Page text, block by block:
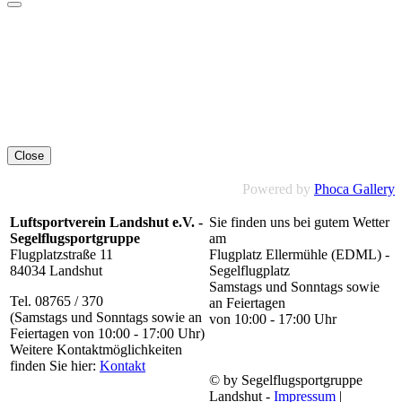
Close
Powered by Phoca Gallery
Luftsportverein Landshut e.V. -
Segelflugsportgruppe
Flugplatzstraße 11
84034 Landshut
Tel. 08765 / 370
(Samstags und Sonntags sowie an
Feiertagen von 10:00 - 17:00 Uhr)
Weitere Kontaktmöglichkeiten
finden Sie hier: Kontakt
Sie finden uns bei gutem Wetter
am
Flugplatz Ellermühle (EDML) -
Segelflugplatz
Samstags und Sonntags sowie
an Feiertagen
von 10:00 - 17:00 Uhr
© by Segelflugsportgruppe
Landshut - Impressum |